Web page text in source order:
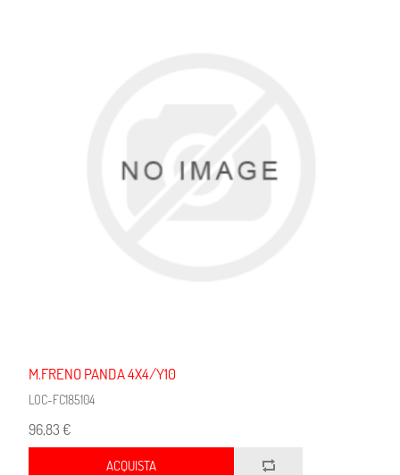
M.FRENO PANDA 4X4/Y10
LOC-FC185104
96,83 €
ACQUISTA